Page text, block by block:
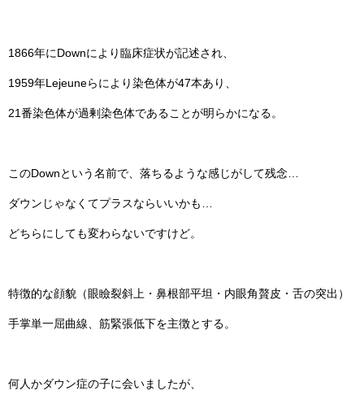
1866年にDownにより臨床症状が記述され、
1959年Lejeuneらにより染色体が47本あり、
21番染色体が過剰染色体であることが明らかになる。
このDownという名前で、落ちるような感じがして残念…
ダウンじゃなくてプラスならいいかも…
どちらにしても変わらないですけど。
特徴的な顔貌（眼瞼裂斜上・鼻根部平坦・内眼角贅皮・舌の突出）
手掌単一屈曲線、筋緊張低下を主徴とする。
何人かダウン症の子に会いましたが、